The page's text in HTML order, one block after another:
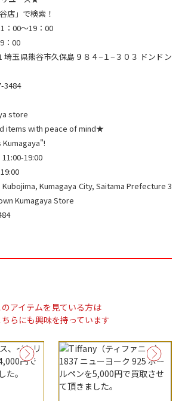
店」で検索！
：00～19：00
：00
埼玉県熊谷市久保島９８４−１−３０３ ドンドン
3484​
store
items with peace of mind★
19:00
Kumagaya City, Saitama Prefecture 3
Kumagaya Store
のアイテムを見ている方は
ちらにも興味を持っています